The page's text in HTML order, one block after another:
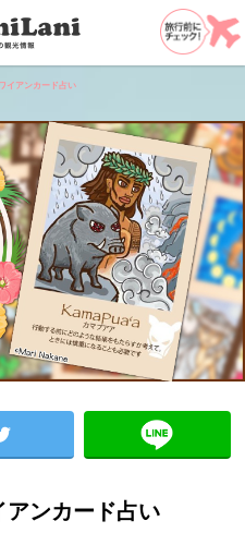
イアンカード占い
アンカード占い